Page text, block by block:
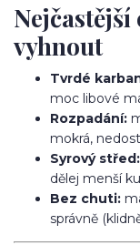
Nejčastější
vyhnout
Tvrdé
moc libové
Rozpadání:
mokrá,
Syrový střed:
dělej menší
Bez chuti:
správně